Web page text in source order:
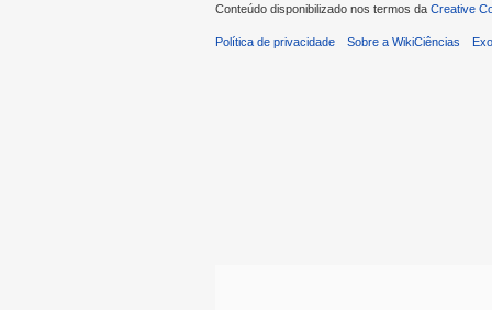
Conteúdo disponibilizado nos termos da Creative
Política de privacidade Sobre a WikiCiências